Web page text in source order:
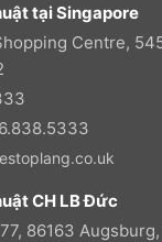
tại Singapore
Centre,
CH LB Đức
86163